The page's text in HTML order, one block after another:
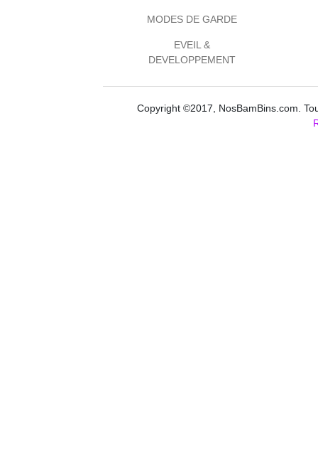
MODES DE GARDE
EVEIL &
DEVELOPPEMENT
Copyright ©2017, NosBamBins.com.